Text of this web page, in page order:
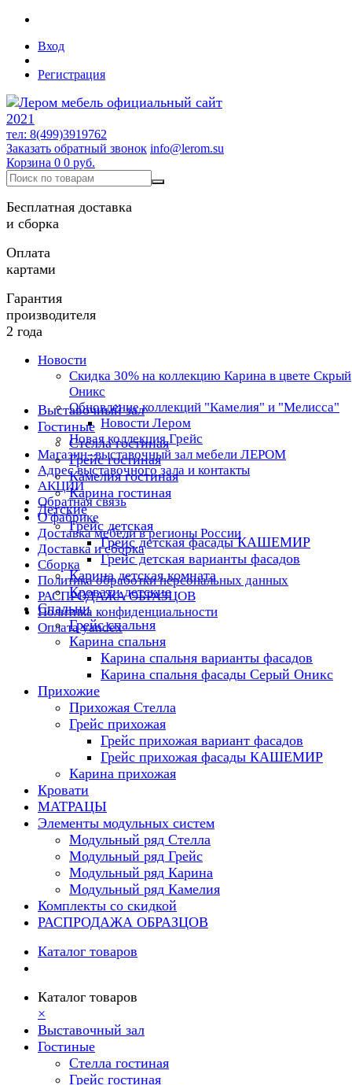
Вход
Регистрация
тел: 8(499)3919762
Заказать обратный звонок info@lerom.su
Корзина 0 0 руб.
Бесплатная доставка
и сборка
Оплата
картами
Гарантия
производителя
2 года
Новости
Скидка 30% на коллекцию Карина в цвете Скрый
Оникс
Обновление коллекций "Камелия" и "Мелисса"
Новости Лером
Новая коллекция Грейс
Магазин- выставочный зал мебели ЛЕРОМ
Адрес выставочного зала и контакты
АКЦИИ
Обратная связь
О фабрике
Доставка мебели в регионы России
Доставка и сборка
Сборка
Политика обработки персональных данных
РАСПРОДАЖА ОБРАЗЦОВ
Политика конфиденциальности
Оплата yandex
Выставочный зал
Гостиные
Стелла гостиная
Грейс гостиная
Камелия гостиная
Карина гостиная
Детские
Грейс детская
Грейс детская фасады КАШЕМИР
Грейс детская варианты фасадов
Карина детская комната
Кровати детские
Спальни
Грейс спальня
Карина спальня
Карина спальня варианты фасадов
Карина спальня фасады Серый Оникс
Прихожие
Прихожая Стелла
Грейс прихожая
Грейс прихожая вариант фасадов
Грейс прихожая фасады КАШЕМИР
Карина прихожая
Кровати
МАТРАЦЫ
Элементы модульных систем
Модульный ряд Стелла
Модульный ряд Грейс
Модульный ряд Карина
Модульный ряд Камелия
Комплекты со скидкой
РАСПРОДАЖА ОБРАЗЦОВ
Каталог товаров
Каталог товаров
×
Выставочный зал
Гостиные
Стелла гостиная
Грейс гостиная